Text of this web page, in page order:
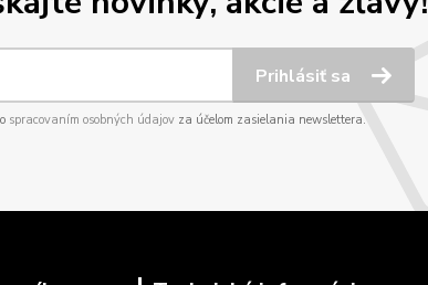
Prihlásiť sa
spracovaním osobných údajovza účelom zasielania newslettera.